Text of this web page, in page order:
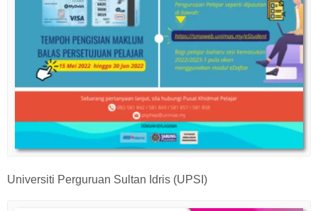
Universiti Perguruan Sultan Idris (UPSI)